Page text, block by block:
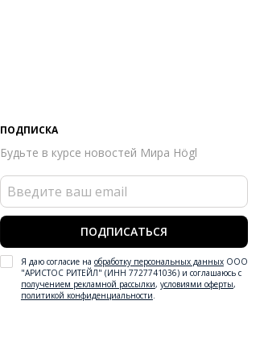
ПОДПИСКА
Будьте в курсе новостей Мира Högl
ПОДПИСАТЬСЯ
Я даю согласие на обработку персональных данныхООО
"АРИСТОС РИТЕЙЛ" (ИНН 7727741036) и соглашаюсь с
получением рекламной рассылки, условиями оферты,
политикой конфиденциальности.